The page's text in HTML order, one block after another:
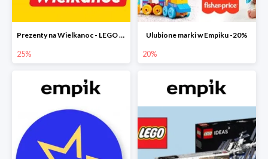
Prezenty na Wielkanoc - LEGO w Empiku do -25%
25%
Ulubione marki w Empiku -20%
20%